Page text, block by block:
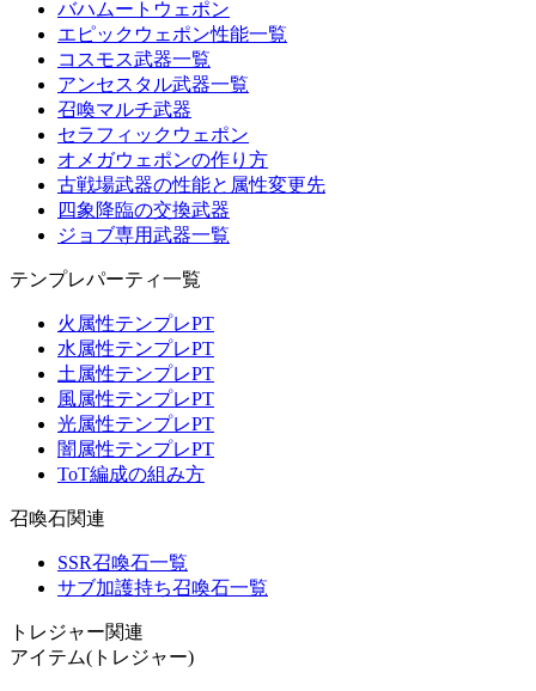
バハムートウェポン
エピックウェポン性能一覧
コスモス武器一覧
アンセスタル武器一覧
召喚マルチ武器
セラフィックウェポン
オメガウェポンの作り方
古戦場武器の性能と属性変更先
四象降臨の交換武器
ジョブ専用武器一覧
テンプレパーティ一覧
火属性テンプレPT
水属性テンプレPT
土属性テンプレPT
風属性テンプレPT
光属性テンプレPT
闇属性テンプレPT
ToT編成の組み方
召喚石関連
SSR召喚石一覧
サブ加護持ち召喚石一覧
トレジャー関連
アイテム(トレジャー)